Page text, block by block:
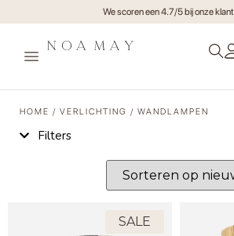
Gratis verzending va €75,- (NL)
HOME / VERLICHTING / WANDLAMPEN
Filters
SALE